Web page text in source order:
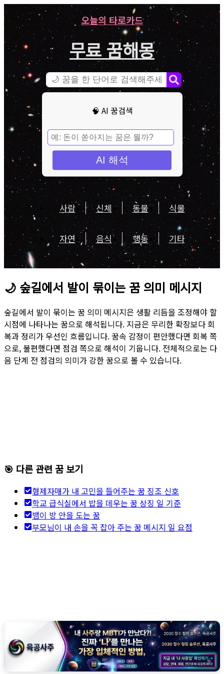
오늘의 타로카드
무료 꿈해몽
🧠 AI 꿈검색
AI 해석
사람 신체 동물 식물
자연 음식 행동 기타
🌙 숲길에서 발이 묶이는 꿈 의미 메시지
숲길에서 발이 묶이는 꿈 의미 메시지은 생활 리듬을 조정해야 할
시점에 나타나는 꿈으로 해석됩니다. 지금은 무리한 확장보다 회
복과 정리가 우선인 흐름입니다. 꿈속 감정이 편안했다면 회복 쪽
으로, 불편했다면 점검 쪽으로 해석이 기웁니다. 전체적으로는 다
음 단계 전 점검의 의미가 강한 꿈으로 볼 수 있습니다.
🎯 다른 관련 꿈 보기
형제자매가 내 고민을 들어주는 꿈 징조 신호
학교 급식실에서 밥을 데우는 꿈 상징 일 기준
뱀이 방 안을 도는 꿈
부모님이 내 손을 꼭 잡아 주는 꿈 메시지 일 요점